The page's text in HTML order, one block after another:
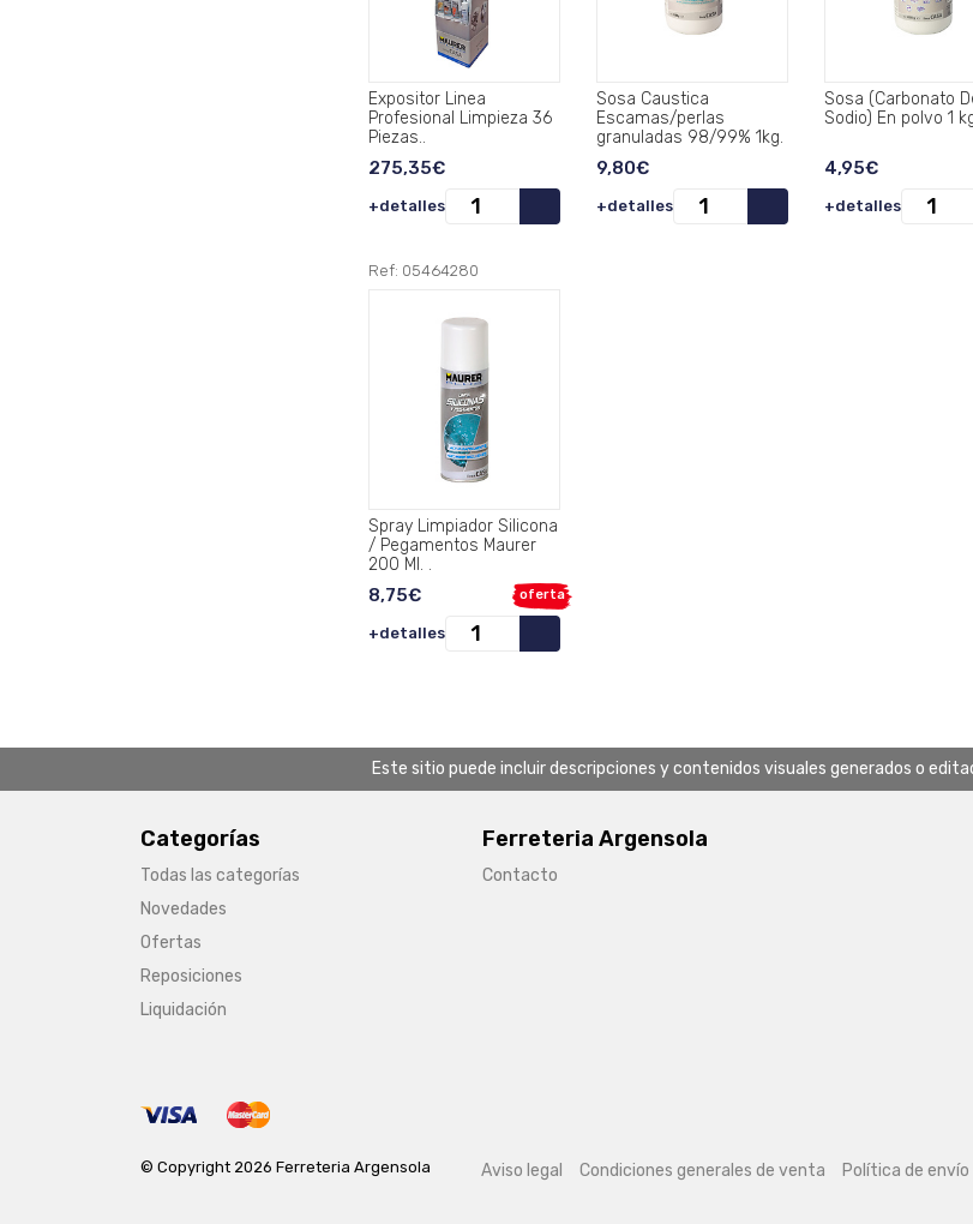
Expositor Linea
Profesional Limpieza 36
Piezas..
275,35€
+detalles
Sosa Caustica
Escamas/perlas
granuladas 98/99% 1kg.
9,80€
+detalles
Sosa (Carbonato
Sodio) En polvo 1
4,95€
+detalles
Ref: 05464280
Spray Limpiador Silicona
/ Pegamentos Maurer
200 Ml. .
oferta
8,75€
+detalles
Este sitio puede incluir descripciones y contenidos visuales generados o
Categorías
Todas las categorías
Novedades
Ofertas
Reposiciones
Liquidación
Ferreteria Argensola
Contacto
© Copyright 2026 Ferreteria Argensola Aviso legal Condiciones generales de venta Política de envío